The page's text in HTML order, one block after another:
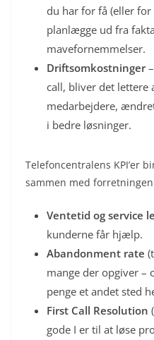
du har for få (eller
planlægge ud fra
mavefornemmelser.
Driftsomkostninger
call, bliver det lettere
medarbejdere,
i bedre løsninger.
Telefoncentralens KPI’er
sammen med
Ventetid og service
kunderne får hjælp.
Abandonment rate
mange der opgiver –
penge et andet sted
First Call Resolution
gode I er til at løse